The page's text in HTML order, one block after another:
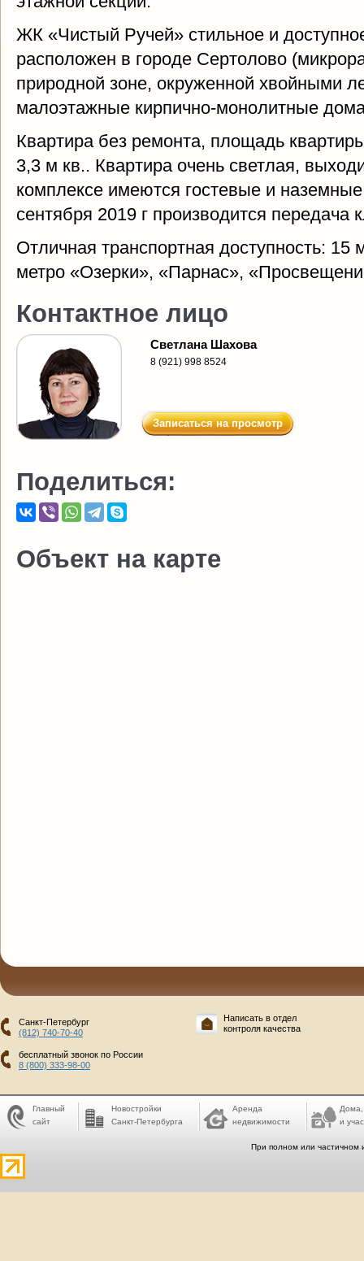
ЖК «Чистый Ручей» стильное и
расположен в городе Сертолово
природной зоне, окруженной хвойными
малоэтажные кирпично-монолитные
Квартира без ремонта, площадь
3,3 м кв.. Квартира очень светлая,
комплексе имеются гостевые и
сентября 2019 г производится передача
Отличная транспортная доступность:
метро «Озерки», «Парнас»,
Контактное лицо
Светлана Шахова
8 (921) 998 8524
Записаться на просмотр
Поделиться:
Объект на карте
Санкт-Петербург
(812) 740-70-40
бесплатный звонок по России
8 (800) 333-98-00
Написать в отдел
контроля качества
Главный
сайт
Новостройки
Санкт-Петербурга
Аренда
недвижимости
Дома,
и
При полном или частичном